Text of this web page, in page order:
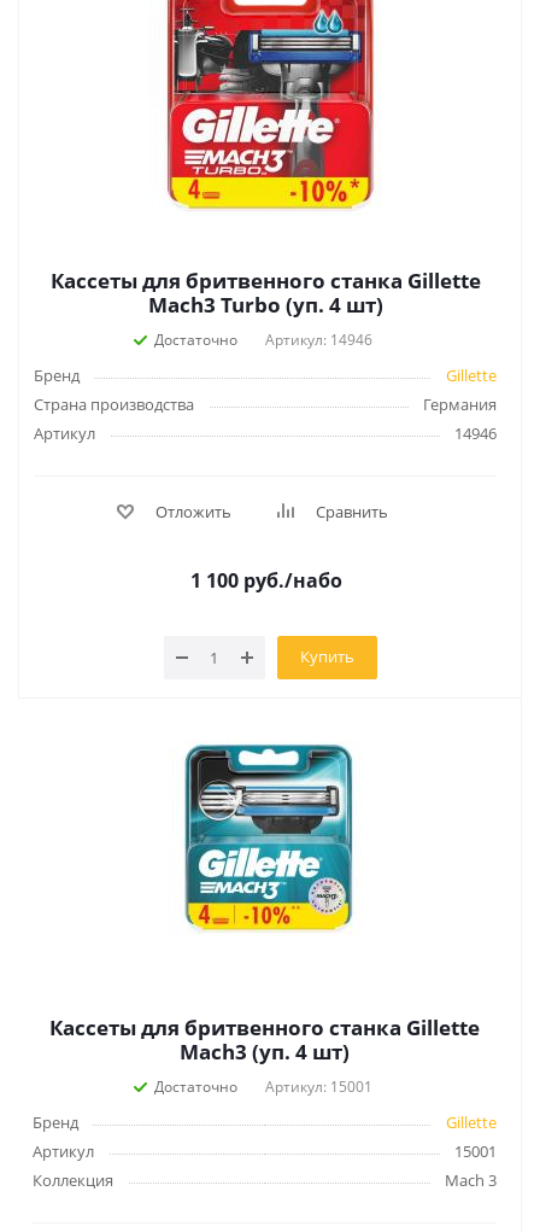
Кассеты для бритвенного станка Gillette
Mach3 Turbо (уп. 4 шт)
Достаточно Артикул: 14946
Бренд
Gillette
Страна производства
Германия
Артикул
14946
Отложить Сравнить
1 100руб./набо
Купить
Кассеты для бритвенного станка Gillette
Mach3 (уп. 4 шт)
Достаточно Артикул: 15001
Бренд
Gillette
Артикул
15001
Коллекция
Mach 3